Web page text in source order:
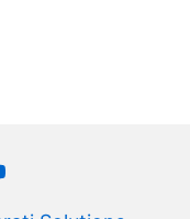
Youtube